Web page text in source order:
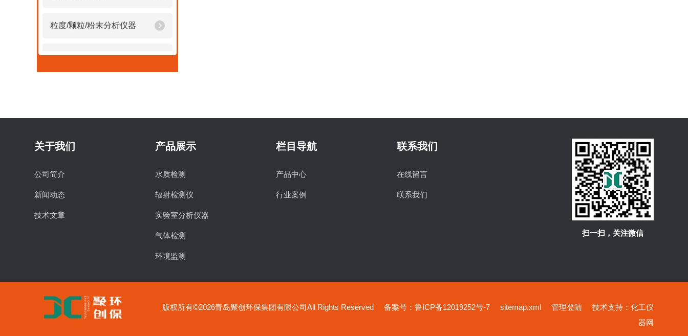
粒度/颗粒/粉末分析仪器
便携式粉尘/颗粒物检测仪
洁净空间检测仪
光学测量仪
专用净化设备
噪声
职业卫生配套
关于我们
公司简介
新闻动态
技术文章
产品展示
水质检测
辐射检测仪
实验室分析仪器
气体检测
环境监测
栏目导航
产品中心
行业案例
联系我们
在线留言
联系我们
扫一扫，关注微信
版权所有©2026青岛聚创环保集团有限公司All Rights Reserved 备案号：鲁ICP备12019252号-7 sitemap.xml 管理登陆技术支持： 化工仪
器网